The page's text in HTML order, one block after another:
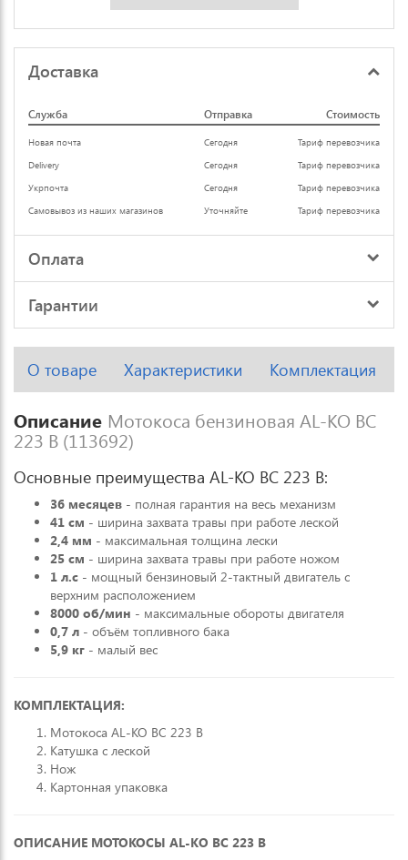
Доставка
Служба Отправка Стоимость
Новая почта Сегодня
Тариф перевозчика
Delivery
Сегодня
Тариф перевозчика
Укрпочта
Сегодня
Тариф перевозчика
Самовывоз из наших магазинов
Уточняйте Тариф перевозчика
Оплата
Гарантии
О товаре Характеристики Комплектация
Описание Мотокоса бензиновая AL-KO BC
223 B (113692)
Основные преимущества AL-KO BC 223 B:
36 месяцев - полная гарантия на весь механизм
41 см - ширина захвата травы при работе леской
2,4 мм - максимальная толщина лески
25 см - ширина захвата травы при работе ножом
1 л.с - мощный бензиновый 2-тактный двигатель с
верхним расположением
8000 об/мин - максимальные обороты двигателя
0,7 л - объём топливного бака
5,9 кг - малый вес
КОМПЛЕКТАЦИЯ:
Мотокоса AL-KO BC 223 B
Катушка с леской
Нож
Картонная упаковка
ОПИСАНИЕ МОТОКОСЫ AL-KO BC 223 B